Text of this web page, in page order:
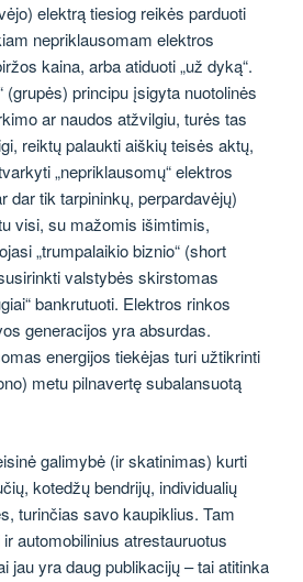
elektrą tiesiog reikės parduoti
nepriklausomam elektros
kaina, arba atiduoti „už dyką“.
(grupės) principu įsigyta nuotolinės
ar naudos atžvilgiu, turės tas
reiktų palaukti aiškių teisės aktų,
„nepriklausomų“ elektros
dar tik tarpininkų, perpardavėjų)
visi, su mažomis išimtimis,
„trumpalaikio biznio“ (short
valstybės skirstomas
bankrutuoti. Elektros rinkos
generacijos yra absurdas.
energijos tiekėjas turi užtikrinti
metu pilnavertę subalansuotą
galimybė (ir skatinimas) kurti
kotedžų bendrijų, individualių
turinčias savo kaupiklius. Tam
automobilinius atrestauruotus
jau yra daug publikacijų – tai atitinka